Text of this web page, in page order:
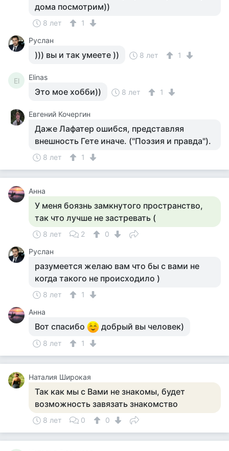
дома посмотрим))
8 лет
1
Руслан
))) вы и так умеете )) 8 лет 1
El Elinas
Это мое хобби)) 8 лет 1
Евгений Кочергин
Даже Лафатер ошибся, представляя
внешность Гете иначе. ("Поэзия и правда").
8 лет 1
Анна
У меня боязнь замкнутого пространство,
так что лучше не застревать (
8 лет 2
0
Руслан
разумеется желаю вам что бы с вами не
когда такого не происходило )
8 лет
1
Анна
Вот спасибо добрый вы человек)
8 лет 1
Наталия Широкая
Так как мы с Вами не знакомы, будет
возможность завязать знакомство
8 лет 0 0